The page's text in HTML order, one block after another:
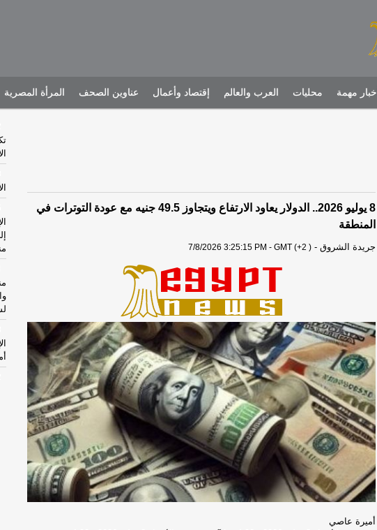
أخبار مهمة محليات العرب والعالم إقتصاد وأعمال عناوين الصحف المرأة المصرية
8 يوليو 2026.. الدولار يعاود الارتفاع ويتجاوز 49.5 جنيه مع عودة التوترات في
المنطقة
جريدة الشروق -
7/8/2026 3:25:15 PM - GMT (+2 )
أميرة عاصي